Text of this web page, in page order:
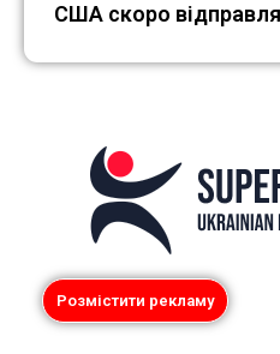
США скоро
Розмістити рекламу